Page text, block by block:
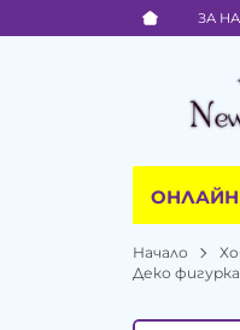
ЗА
ОНЛАЙН
Начало
Деко